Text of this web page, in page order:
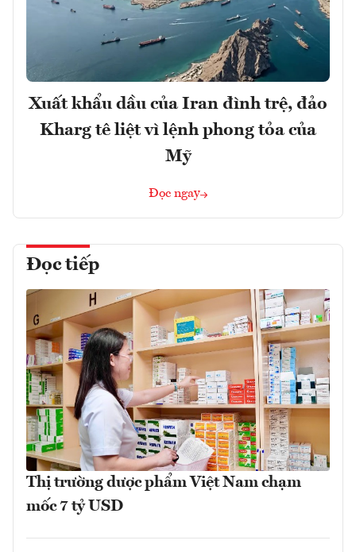
Xuất khẩu dầu của Iran đình trệ, đảo
Kharg tê liệt vì lệnh phong tỏa của
Mỹ
Đọc ngay
Đọc tiếp
Thị trường dược phẩm Việt Nam chạm
mốc 7 tỷ USD